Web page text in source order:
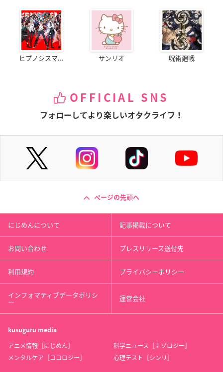
ヒプノシスマ... サンリオ 呪術廻戦
OFFICIAL SNS
フォローしてより楽しいオタクライフ！
ページの先頭へ
にじめんについて 記事掲載について
お問い合わせ プレスリリース送付先
利用規約 プライバシーポリシー
インフォマティブデータポリシ
ー 運営会社
kusuguru media
アニメ情報［にじめん］
科学ニュース［ナゾロジー］
メンタルケア［ココロジー］
心理テスト［シンリ］